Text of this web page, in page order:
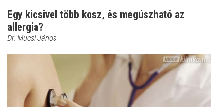
Egy kicsivel több kosz, és megúszható az
allergia?
Dr. Mucsi János